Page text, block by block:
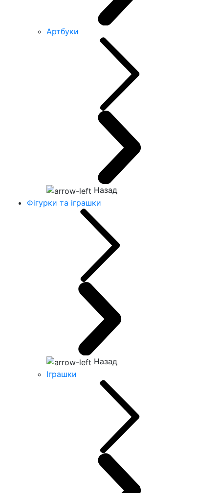
Артбуки
Назад
Фігурки та іграшки
Назад
Іграшки